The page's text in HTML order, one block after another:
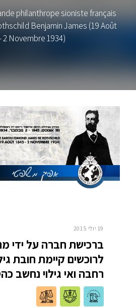
philanthrope sioniste français
Benjamin James (19 Août
2 Novembre 1934)
19 יולי 2015
ברכישת חברה על ידי
לרוכשים קיימת חובת
רחבה ואי גילוי נחשב